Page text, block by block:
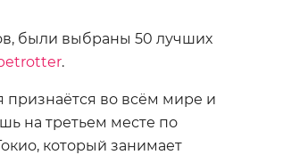
были выбраны 50 лучших
.
признаётся во всём мире и
на третьем месте по
который занимает